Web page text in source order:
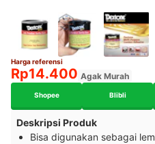
Harga referensi
Rp14.400 Agak Murah
Shopee Blibli
Deskripsi Produk
Bisa digunakan sebagai lem